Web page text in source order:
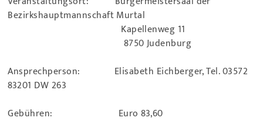
Bezirkshauptmannschaft Murtal
Kapellenweg 11
8750 Judenburg
Ansprechperson: Elisabeth Eichberger, Tel. 03572
83201 DW 263
Gebühren: Euro 83,60